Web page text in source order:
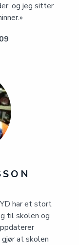
og jeg sitter
har et stort
til skolen og
at skolen